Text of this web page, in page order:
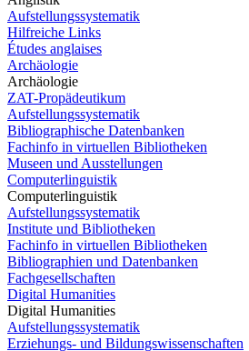
Aufstellungssystematik
Hilfreiche Links
Études anglaises
Archäologie
Archäologie
ZAT-Propädeutikum
Aufstellungssystematik
Bibliographische Datenbanken
Fachinfo in virtuellen Bibliotheken
Museen und Ausstellungen
Computerlinguistik
Computerlinguistik
Aufstellungssystematik
Institute und Bibliotheken
Fachinfo in virtuellen Bibliotheken
Bibliographien und Datenbanken
Fachgesellschaften
Digital Humanities
Digital Humanities
Aufstellungssystematik
Erziehungs- und Bildungswissenschaften